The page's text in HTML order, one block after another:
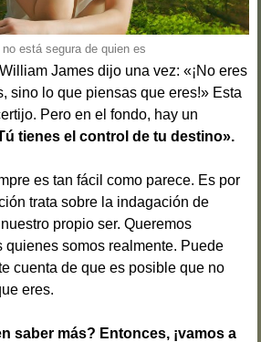
está segura de quien es
James dijo una vez: «¡No eres
sino lo que piensas que eres!» Esta
Pero en el fondo, hay un
tienes el control de tu destino».
es tan fácil como parece. Es por
trata sobre la indagación de
propio ser. Queremos
quienes somos realmente. Puede
cuenta de que es posible que no
eres.
saber más? Entonces, ¡vamos a